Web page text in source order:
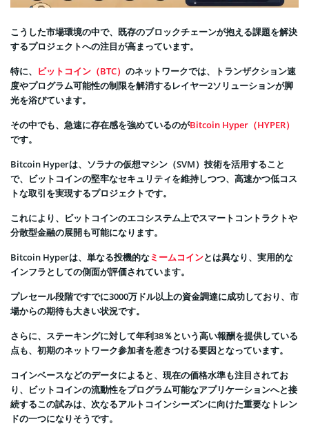
こうした市場環境の中で、既存のブロックチェーンが抱える課題を解決
するプロジェクトへの注目が高まっています。
特に、
ビットコイン（BTC） のネットワークでは、トランザクション速
度やプログラム可能性の制限を解消するレイヤー2ソリューションが脚
光を浴びています。
その中でも、急速に存在感を強めているのがBitcoin Hyper（HYPER）
です。
Bitcoin Hyperは、ソラナの仮想マシン（SVM）技術を活用すること
で、ビットコインの堅牢なセキュリティを維持しつつ、高速かつ低コス
トな取引を実現するプロジェクトです。
これにより、ビットコインのエコシステム上でスマートコントラクトや
分散型金融の展開も可能になります。
Bitcoin Hyperは、単なる投機的なミームコインとは異なり、実用的な
インフラとしての側面が評価されています。
プレセール段階ですでに3000万ドル以上の資金調達に成功しており、市
場からの期待も大きい状況です。
さらに、ステーキングに対して年利38％という高い報酬を提供している
点も、初期のネットワーク参加者を惹きつける要因となっています。
コインベースなどのデータによると、現在の価格水準も注目されてお
り、ビットコインの流動性をプログラム可能なアプリケーションへと接
続するこの試みは、次なるアルトコインシーズンに向けた重要なトレン
ドの一つになりそうです。